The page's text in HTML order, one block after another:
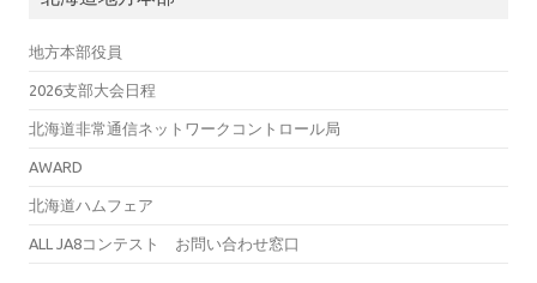
地方本部役員
2026支部大会日程
北海道非常通信ネットワークコントロール局
AWARD
北海道ハムフェア
ALL JA8コンテスト お問い合わせ窓口